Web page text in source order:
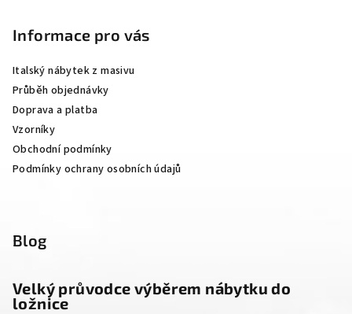
Informace pro vás
Italský nábytek z masivu
Průběh objednávky
Doprava a platba
Vzorníky
Obchodní podmínky
Podmínky ochrany osobních údajů
Blog
Velký průvodce výběrem nábytku do
ložnice